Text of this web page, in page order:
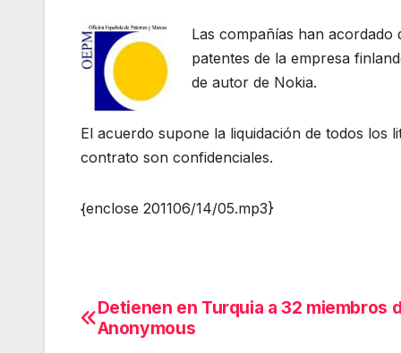
Las compañías han
patentes de la empresa
de autor de Nokia.
El acuerdo supone la liquidación de todos los
contrato son confidenciales.
{enclose 201106/14/05.mp3}
Navegación
Detienen en Turquia a 32 miembros
Anonymous